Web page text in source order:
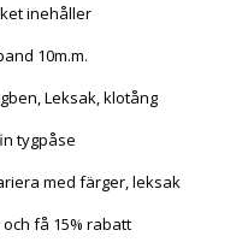
inehåller
10m.m.
Leksak, klotång
tygpåse
med färger, leksak
få 15% rabatt